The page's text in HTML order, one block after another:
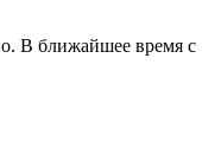
В ближайшее время с